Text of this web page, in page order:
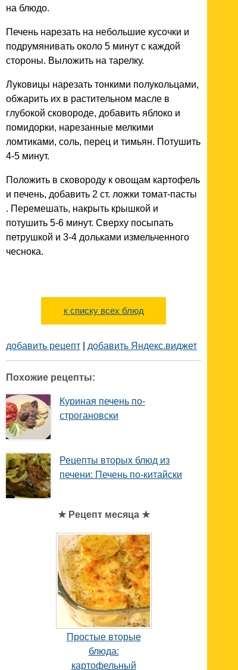
на блюдо.
Печень нарезать на небольшие кусочки и
подрумянивать около 5 минут с каждой
стороны. Выложить на тарелку.
Луковицы нарезать тонкими полукольцами,
обжарить их в растительном масле в
глубокой сковороде, добавить яблоко и
помидорки, нарезанные мелкими
ломтиками, соль, перец и тимьян. Потушить
4-5 минут.
Положить в сковороду к овощам картофель
и печень, добавить 2 ст. ложки томат-пасты
. Перемешать, накрыть крышкой и
потушить 5-6 минут. Сверху посыпать
петрушкой и 3-4 дольками измельченного
чеснока.
к списку всех блюд
добавить рецепт добавить Яндекс.виджет
Похожие рецепты:
Куриная печень по-
строгановски
Рецепты вторых блюд из
печени: Печень по-китайски
★ Рецепт месяца ★
Простые вторые
блюда:
картофельный